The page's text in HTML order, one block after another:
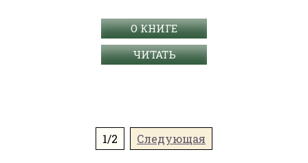
О КНИГЕ
ЧИТАТЬ
1/2 Следующая